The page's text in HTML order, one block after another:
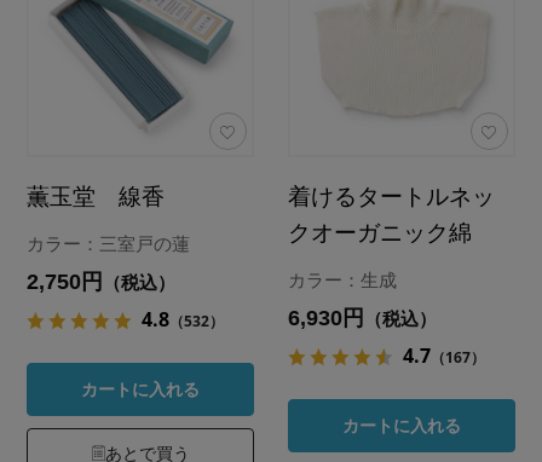
薫玉堂 線香
カラー：三室戸の蓮
2,750円 （税込）
4.8 （532）
カートに入れる
あとで買う
着けるタートルネッ
クオーガニック綿
カラー：生成
6,930円 （税込）
4.7 （167）
カートに入れる